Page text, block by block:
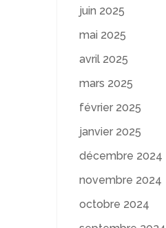
juin 2025
mai 2025
avril 2025
mars 2025
février 2025
janvier 2025
décembre 2024
novembre 2024
octobre 2024